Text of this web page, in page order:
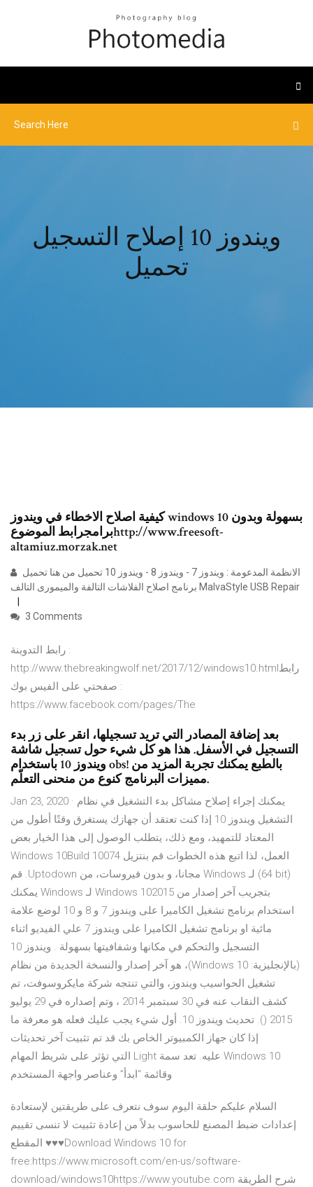
ويندوز 10 إصلاح التسجيل
تحميل
كيفية اصلاح الاخطاء في ويندوز windows 10 بسهولة وبدون
برامجرابط الموضوعhttp://www.freesoft-
altamiuz.morzak.net
برنامج اصلاح الفلاشات التالفة والميمورى التالف MalvaStyle USB Repair
3 Comments
رابط التدوينة :
http://www.thebreakingwolf.net/2017/12/windows10.htmlرابط
صفحتي على الفيس بوك :
https://www.facebook.com/pages/The
بعد إضافة المصادر التي تريد تسجيلها، انقر على زر بدء
التسجيل في الأسفل. هذا هو كل شيء حول تسجيل شاشة
ويندوز 10 باستخدام obs! بالطبع يمكنك تجربة المزيد من
مميزات البرنامج كنوع من منحنى التعلّم.
Jan 23, 2020 · يمكنك إجراء إصلاح مشاكل بدء التشغيل في نظام
التشغيل ويندوز 10 إذا كنت تعتقد أن جهازك يستغرق وقتًا أطول من
المعتاد للتمهيد، ومع ذلك، يتطلب الوصول إلى هذا الخيار بعض
العمل، لذا اتبع هذه الخطوات ‫قم بنتزيل Windows 10Build 10074
(64 bit) لـ Windows مجانا، و بدون فيروسات، من Uptodown. قم
بتجريب آخر إصدار من Windows 102015 لـ Windows يمكنك
استخدام برنامج تشغيل الكاميرا على ويندوز 7 و 8 و 10 لوضع علامة
مائية او برنامج تشغيل الكاميرا على ويندوز 7 علي الفيديو اثناء
التسجيل والتحكم في مكانها وشفافيتها بسهولة . ويندوز 10
(بالإنجليزية: Windows 10)‏، هو آخر إصدار والنسخة الجديدة من نظام
تشغيل الحواسيب ويندوز، والتي تنتجه شركة مايكروسوفت، تم
كشف النقاب عنه في 30 سبتمبر 2014 ، وتم إصداره في 29 يوليو
2015 (). تحديث ويندوز 10. أول شيء يجب عليك فعله هو معرفة ما
إذا كان جهاز الكمبيوتر الخاص بك قد تم تثبيت آخر تحديثات
Windows 10 عليه. تعد سمة Light التي تؤثر على شريط المهام
وقائمة “ابدأ” وعناصر واجهة المستخدم
السلام عليكم حلقة اليوم سوف نتعرف على طريقتين لإستعادة
إعدادات ضبط المصنع للحاسوب بدلاً من إعادة تثبيت لا تنسى تقييم
المقطع ♥♥♥Download Windows 10 for
free:https://www.microsoft.com/en-us/software-
download/windows10https://www.youtube.com شرح الطريقة